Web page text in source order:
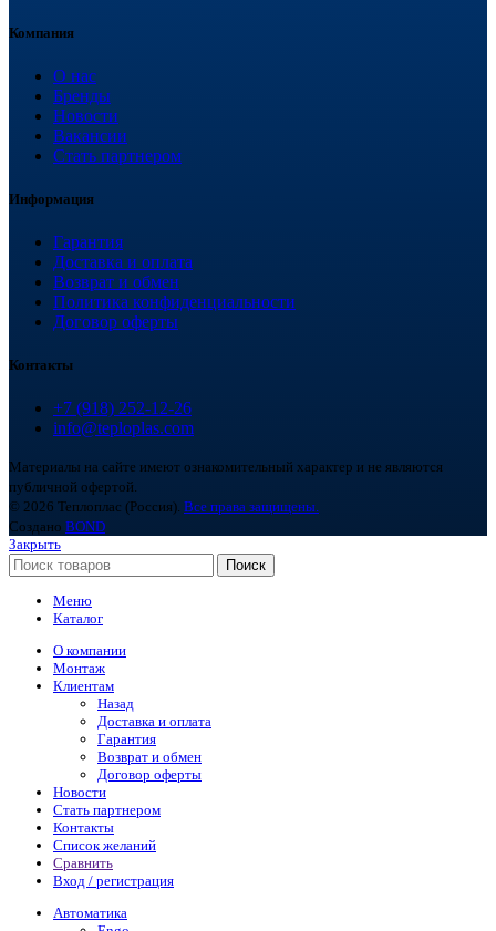
Компания
О нас
Бренды
Новости
Вакансии
Стать партнером
Информация
Гарантия
Доставка и оплата
Возврат и обмен
Политика конфиденциальности
Договор оферты
Контакты
+7 (918) 252-12-26
info@teploplas.com
Материалы на сайте имеют ознакомительный характер и не являются
публичной офертой.
© 2026 Теплоплас (Россия). Все права защищены.
Создано BOND
Закрыть
Поиск
Меню
Каталог
О компании
Монтаж
Клиентам
Назад
Доставка и оплата
Гарантия
Возврат и обмен
Договор оферты
Новости
Стать партнером
Контакты
Список желаний
Сравнить
Вход / регистрация
Автоматика